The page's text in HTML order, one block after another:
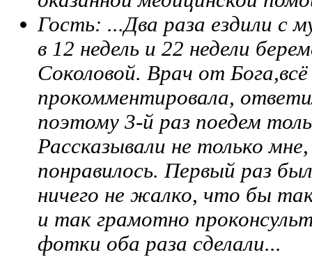
Гость: ...Два раза ездили с
в 12 недель и 22 недели
Соколовой. Врач от Бога,всё
прокомментировала,
поэтому 3-й раз поедем
Рассказывали не только
понравилось. Первый раз
ничего не жалко, что бы
и так грамотно
фотки оба раза сделали...